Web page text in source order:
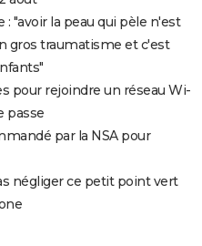
: "avoir la peau qui pèle n'est
gros traumatisme et c'est
pour rejoindre un réseau Wi-
passe
par la NSA pour
négliger ce petit point vert